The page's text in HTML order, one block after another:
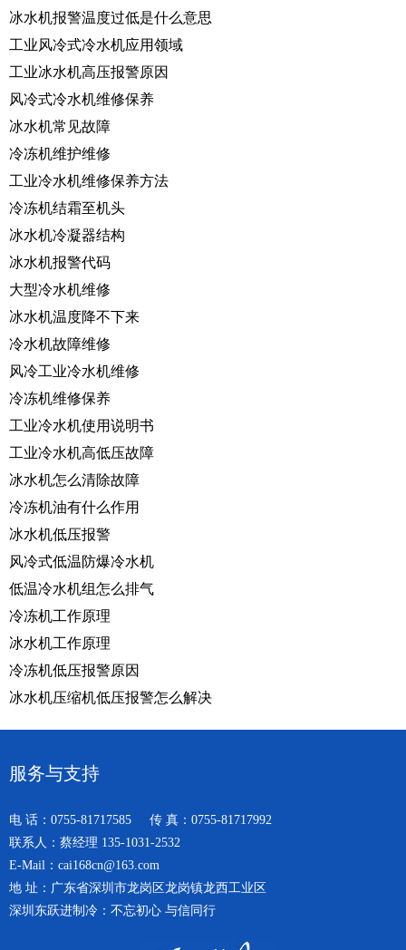
冰水机报警温度过低是什么意思
工业风冷式冷水机应用领域
工业冰水机高压报警原因
风冷式冷水机维修保养
冰水机常见故障
冷冻机维护维修
工业冷水机维修保养方法
冷冻机结霜至机头
冰水机冷凝器结构
冰水机报警代码
大型冷水机维修
冰水机温度降不下来
冷水机故障维修
风冷工业冷水机维修
冷冻机维修保养
工业冷水机使用说明书
工业冷水机高低压故障
冰水机怎么清除故障
冷冻机油有什么作用
冰水机低压报警
风冷式低温防爆冷水机
低温冷水机组怎么排气
冷冻机工作原理
冰水机工作原理
冷冻机低压报警原因
冰水机压缩机低压报警怎么解决
服务与支持
电 话：0755-81717585 传 真：0755-81717992
联系人：蔡经理 135-1031-2532
E-Mail：cai168cn@163.com
地 址：广东省深圳市龙岗区龙岗镇龙西工业区
深圳东跃进制冷：不忘初心 与信同行